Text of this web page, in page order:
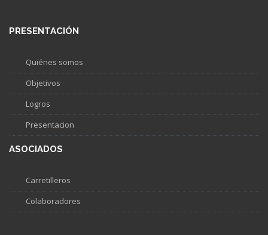
PRESENTACIÓN
Quiénes somos
Objetivos
Logros
Presentacion
ASOCIADOS
Carretilleros
Colaboradores